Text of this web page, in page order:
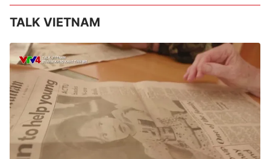
TALK VIETNAM